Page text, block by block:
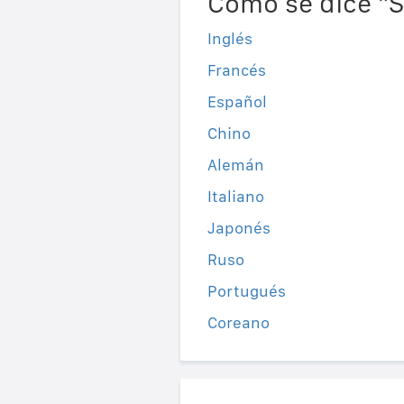
Inglés
Francés
Español
Chino
Alemán
Italiano
Japonés
Ruso
Portugués
Coreano